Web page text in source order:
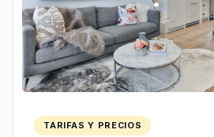
TARIFAS Y PRECIOS